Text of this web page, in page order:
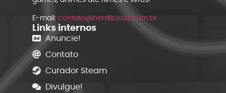
E-mail: contato@nerdlicious.com.br
Links internos
Anuncie!
Contato
Curador Steam
Divulgue!